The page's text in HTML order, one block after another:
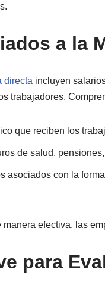
a la
directa incluyen
trabajadores.
que reciben los
de salud,
asociados con la
efectiva, las
para